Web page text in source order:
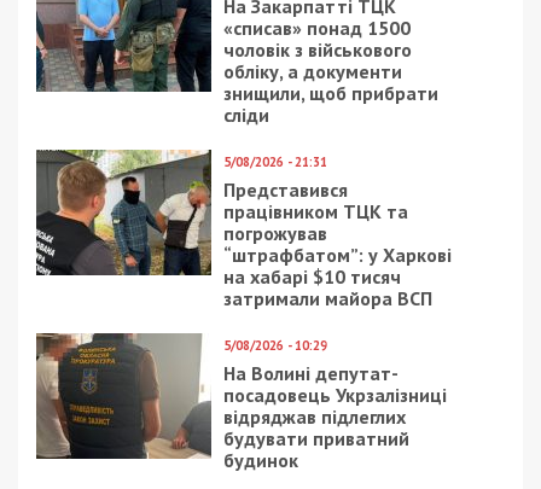
Предыдущая статья:
В полиции Днепра рассказали, как
защитить себя от гопников
Следующая статья:
Днепрянам предлагают задуматься,
нужны ли им грибы
СУСПІЛЬСТВО